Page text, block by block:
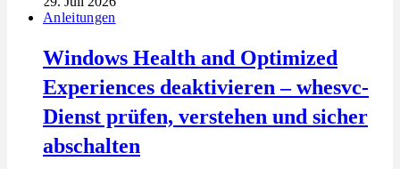
Anleitungen
Windows Health and Optimized
Experiences deaktivieren – whesvc-
Dienst prüfen, verstehen und sicher
abschalten